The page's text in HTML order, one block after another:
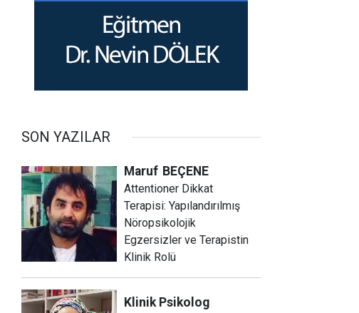
SON YAZILAR
Maruf BEÇENE
Attentioner Dikkat
Terapisi: Yapılandırılmış
Nöropsikolojik
Egzersizler ve Terapistin
Klinik Rolü
Klinik Psikolog